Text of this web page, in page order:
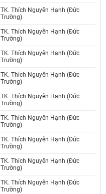
TK. Thích Nguyên Hạnh (Đức
Trường)
TK. Thích Nguyên Hạnh (Đức
Trường)
TK. Thích Nguyên Hạnh (Đức
Trường)
TK. Thích Nguyên Hạnh (Đức
Trường)
TK. Thích Nguyên Hạnh (Đức
Trường)
TK. Thích Nguyên Hạnh (Đức
Trường)
TK. Thích Nguyên Hạnh (Đức
Trường)
TK. Thích Nguyên Hạnh (Đức
Trường)
TK. Thích Nguyên Hạnh (Đức
Trường)